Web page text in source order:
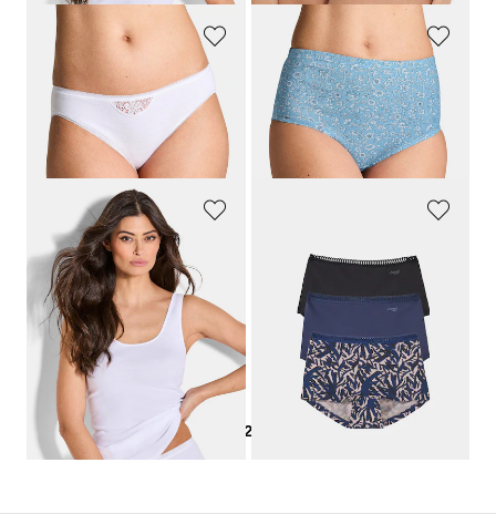
NINA V. C.
Jazzpant im 3er-Pack
18,87 €
26,95 €
30-Tage-Bestpreis**: 21,56 € (-12%)
GOLDNER
24,47 €34,95 €
30-Tage-Bestpreis**: 27,95 € (-12%)
GÖTTING
34,95 €
Hüftslip im 3er-Pack
24,95 €
30-Tage-Bestpreis**: 24,95 € (-20%)
2